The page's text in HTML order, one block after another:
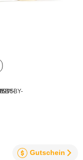
Gutschein